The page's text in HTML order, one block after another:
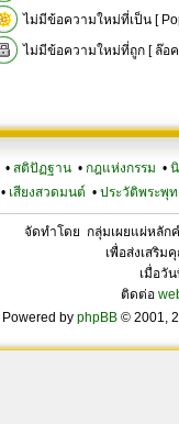
ไม่มีข้อความใหม่ที่เป็น [
ไม่มีข้อความใหม่ที่ถูก [ ล๊อ
• สติปัฏฐาน • กฎแห่งกรรม •
• เสียงสวดมนต์ • ประวัติพระพุท
จัดทำโดย กลุ่มเผยแผ่หลัก
เพื่อส่งเสริม
เมื่อวั
ติดต่อ
Powered by phpBB © 2001,